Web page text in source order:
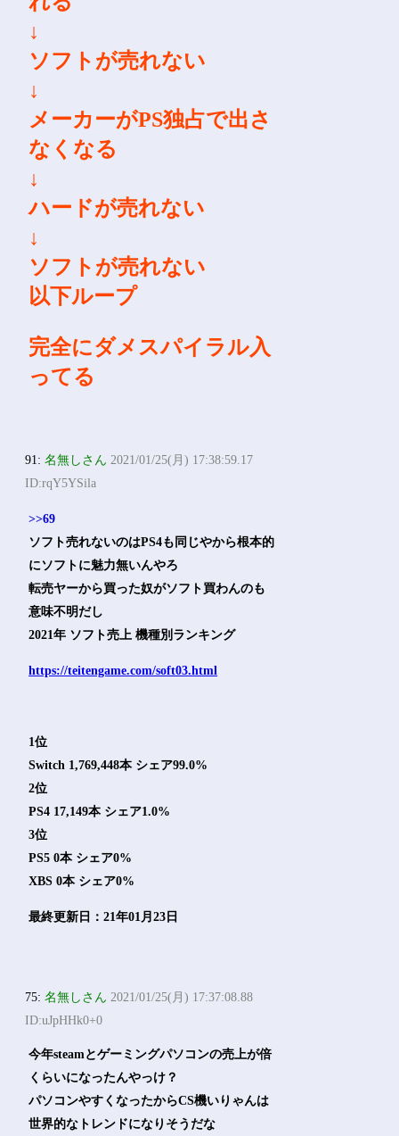
↓
ソフトが売れない
↓
メーカーがPS独占で出さ
なくなる
↓
ハードが売れない
↓
ソフトが売れない
以下ループ
完全にダメスパイラル入
ってる
91:名無しさん 2021/01/25(月) 17:38:59.17
ID:rqY5YSila
>>69
ソフト売れないのはPS4も同じやから根本的
にソフトに魅力無いんやろ
転売ヤーから買った奴がソフト買わんのも
意味不明だし
2021年 ソフト売上 機種別ランキング
https://teitengame.com/soft03.html
1位
Switch 1,769,448本 シェア99.0%
2位
PS4 17,149本 シェア1.0%
3位
PS5 0本 シェア0%
XBS 0本 シェア0%
最終更新日：21年01月23日
75:名無しさん 2021/01/25(月) 17:37:08.88
ID:uJpHHk0+0
今年steamとゲーミングパソコンの売上が倍
くらいになったんやっけ？
パソコンやすくなったからCS機いりゃんは
世界的なトレンドになりそうだな